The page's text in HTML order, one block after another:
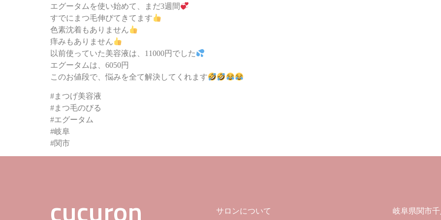
エグータムを使い始めて、まだ3週間
すでにまつ毛伸びてきてます
色素沈着もありません
痒みもありません
以前使っていた美容液は、11000円でした
エグータムは、6050円
このお値段で、悩みを全て解決してくれます
#まつげ美容液
#まつ毛のびる
#エグータム
#岐阜
#関市
cucuron
サロンについて
岐阜県関市千